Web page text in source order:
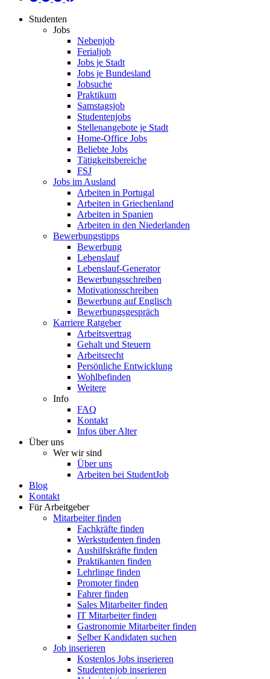
Studenten
Jobs
Nebenjob
Ferialjob
Jobs je Stadt
Jobs je Bundesland
Jobsuche
Praktikum
Samstagsjob
Studentenjobs
Stellenangebote je Stadt
Home-Office Jobs
Beliebte Jobs
Tätigkeitsbereiche
FSJ
Jobs im Ausland
Arbeiten in Portugal
Arbeiten in Griechenland
Arbeiten in Spanien
Arbeiten in den Niederlanden
Bewerbungstipps
Bewerbung
Lebenslauf
Lebenslauf-Generator
Bewerbungsschreiben
Motivationsschreiben
Bewerbung auf Englisch
Bewerbungsgespräch
Karriere Ratgeber
Arbeitsvertrag
Gehalt und Steuern
Arbeitsrecht
Persönliche Entwicklung
Wohlbefinden
Weitere
Info
FAQ
Kontakt
Infos über Alter
Über uns
Wer wir sind
Über uns
Arbeiten bei StudentJob
Blog
Kontakt
Für Arbeitgeber
Mitarbeiter finden
Fachkräfte finden
Werkstudenten finden
Aushilfskräfte finden
Praktikanten finden
Lehrlinge finden
Promoter finden
Fahrer finden
Sales Mitarbeiter finden
IT Mitarbeiter finden
Gastronomie Mitarbeiter finden
Selber Kandidaten suchen
Job inserieren
Kostenlos Jobs inserieren
Studentenjob inserieren